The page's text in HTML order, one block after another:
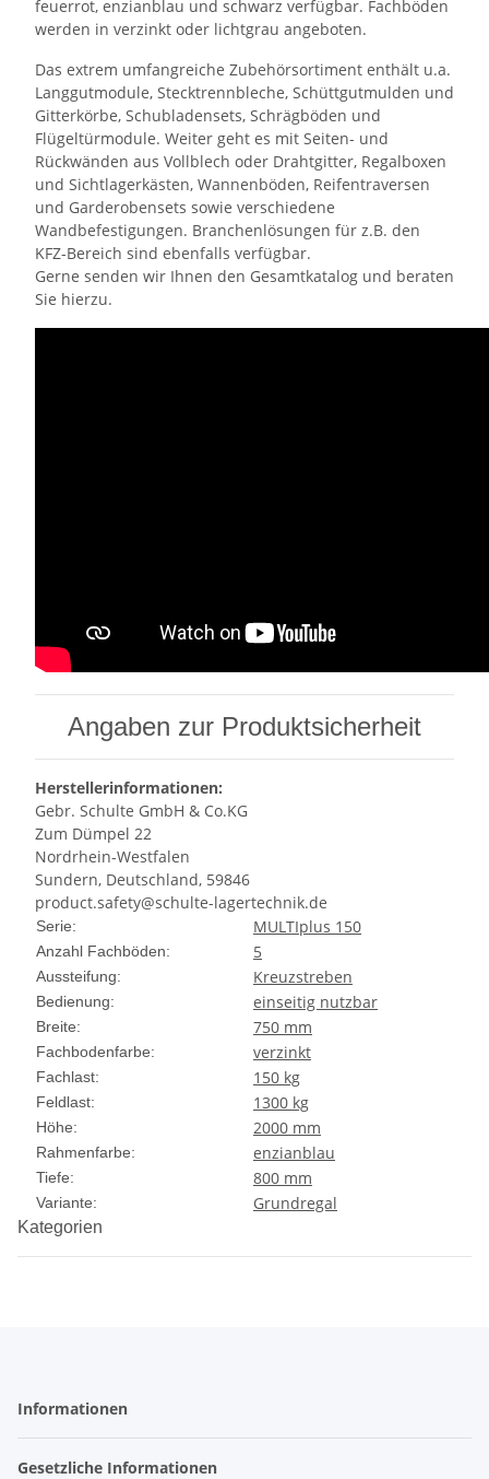
feuerrot, enzianblau und schwarz verfügbar. Fachböden
werden in verzinkt oder lichtgrau angeboten.
Das extrem umfangreiche Zubehörsortiment enthält u.a.
Langgutmodule, Stecktrennbleche, Schüttgutmulden und
Gitterkörbe, Schubladensets, Schrägböden und
Flügeltürmodule. Weiter geht es mit Seiten- und
Rückwänden aus Vollblech oder Drahtgitter, Regalboxen
und Sichtlagerkästen, Wannenböden, Reifentraversen
und Garderobensets sowie verschiedene
Wandbefestigungen. Branchenlösungen für z.B. den
KFZ-Bereich sind ebenfalls verfügbar.
Gerne senden wir Ihnen den Gesamtkatalog und beraten
Sie hierzu.
Angaben zur Produktsicherheit
Herstellerinformationen:
Gebr. Schulte GmbH & Co.KG
Zum Dümpel 22
Nordrhein-Westfalen
Sundern, Deutschland, 59846
product.safety@schulte-lagertechnik.de
Produkteigenschaft
Wert
Serie: MULTIplus 150
Anzahl Fachböden: 5
Aussteifung: Kreuzstreben
Bedienung: einseitig nutzbar
Breite: 750 mm
Fachbodenfarbe: verzinkt
Fachlast: 150 kg
Feldlast: 1300 kg
Höhe: 2000 mm
Rahmenfarbe: enzianblau
Tiefe: 800 mm
Variante: Grundregal
Kategorien
Informationen
Gesetzliche Informationen